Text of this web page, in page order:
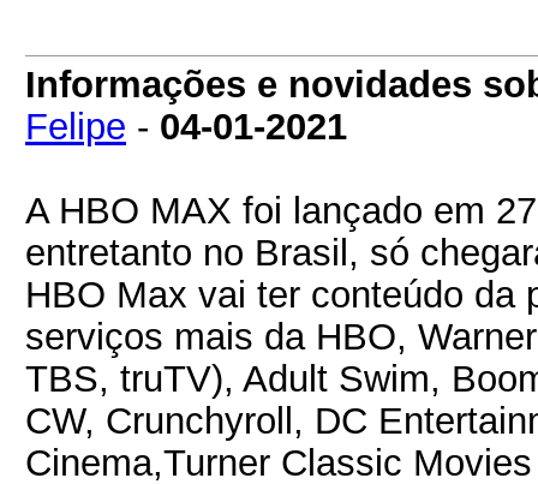
Informações e novidades
Felipe - 04-01-2021
A HBO MAX foi lançado em
entretanto no Brasil, só
HBO Max vai ter conteúdo da
serviços mais da HBO,
TBS, truTV), Adult Swim,
CW, Crunchyroll, DC
Cinema,Turner Classic